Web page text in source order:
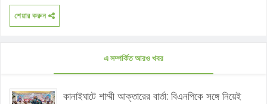
শেয়ার করুন
এ সম্পর্কিত আরও খবর
কানাইঘাটে শাম্মী আক্তারের বার্তা: বিএনপিকে সঙ্গে নিয়েই